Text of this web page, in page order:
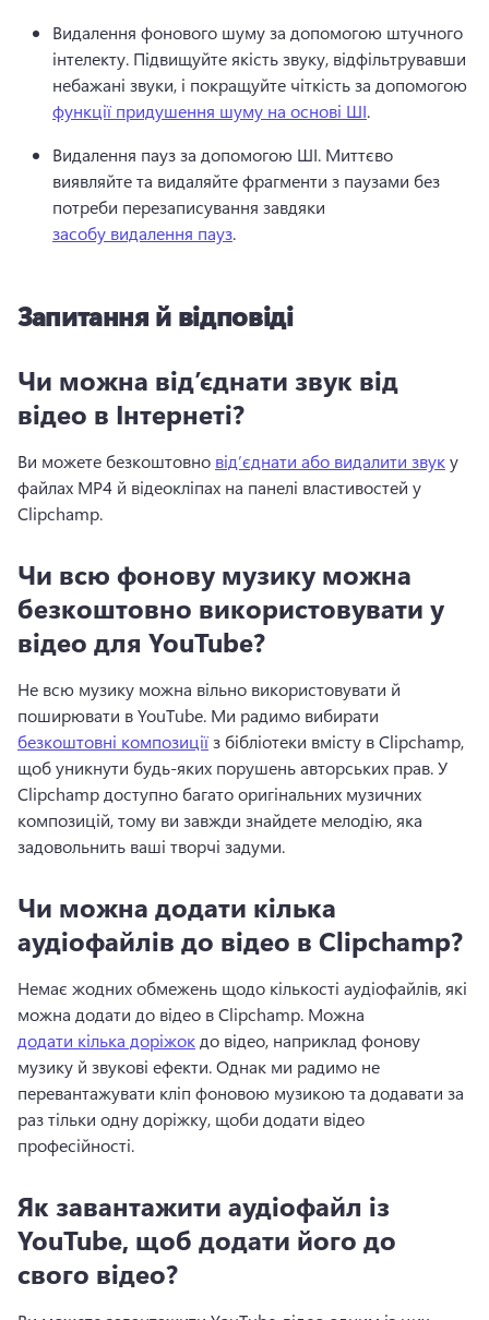
Видалення фонового шуму за допомогою штучного
інтелекту. Підвищуйте якість звуку, відфільтрувавши
небажані звуки, і покращуйте чіткість за допомогою
функції придушення шуму на основі ШІ.
Видалення пауз за допомогою ШІ. Миттєво
виявляйте та видаляйте фрагменти з паузами без
потреби перезаписування завдяки
засобу видалення пауз.
Запитання й відповіді
Чи можна від’єднати звук від
відео в Інтернеті?
Ви можете безкоштовно від’єднати або видалити звук у
файлах MP4 й відеокліпах на панелі властивостей у
Clipchamp.
Чи всю фонову музику можна
безкоштовно використовувати у
відео для YouTube?
Не всю музику можна вільно використовувати й
поширювати в YouTube. Ми радимо вибирати
безкоштовні композиції з бібліотеки вмісту в Clipchamp,
щоб уникнути будь-яких порушень авторських прав. У
Clipchamp доступно багато оригінальних музичних
композицій, тому ви завжди знайдете мелодію, яка
задовольнить ваші творчі задуми.
Чи можна додати кілька
аудіофайлів до відео в Clipchamp?
Немає жодних обмежень щодо кількості аудіофайлів, які
можна додати до відео в Clipchamp. Можна
додати кілька доріжок до відео, наприклад фонову
музику й звукові ефекти. Однак ми радимо не
перевантажувати кліп фоновою музикою та додавати за
раз тільки одну доріжку, щоби додати відео
професійності.
Як завантажити аудіофайл із
YouTube, щоб додати його до
свого відео?